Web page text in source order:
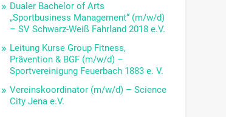
Dualer Bachelor of Arts
„Sportbusiness Management“ (m/w/d)
– SV Schwarz-Weiß Fahrland 2018 e.V.
Leitung Kurse Group Fitness,
Prävention & BGF (m/w/d) –
Sportvereinigung Feuerbach 1883 e. V.
Vereinskoordinator (m/w/d) – Science
City Jena e.V.